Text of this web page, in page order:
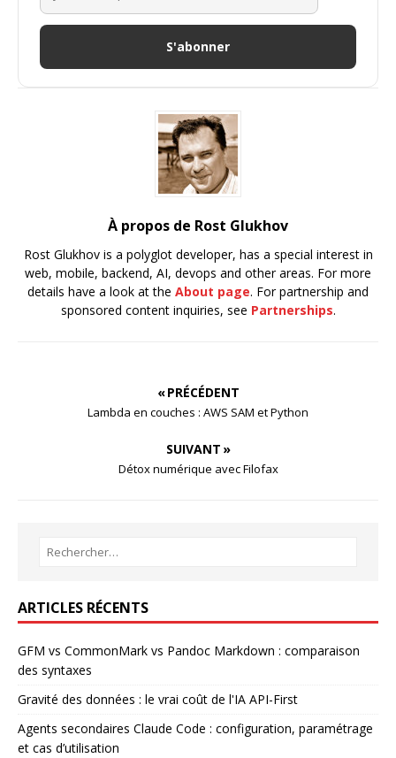
S'abonner
À propos de Rost Glukhov
Rost Glukhov is a polyglot developer, has a special interest in
web, mobile, backend, AI, devops and other areas. For more
details have a look at the About page. For partnership and
sponsored content inquiries, see Partnerships.
« PRÉCÉDENT
Lambda en couches : AWS SAM et Python
SUIVANT »
Détox numérique avec Filofax
ARTICLES RÉCENTS
GFM vs CommonMark vs Pandoc Markdown : comparaison
des syntaxes
Gravité des données : le vrai coût de l'IA API-First
Agents secondaires Claude Code : configuration, paramétrage
et cas d’utilisation